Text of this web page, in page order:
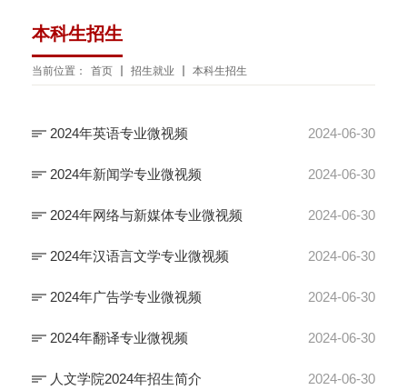
本科生招生
当前位置： 首页 招生就业 本科生招生
2024年英语专业微视频 2024-06-30
2024年新闻学专业微视频 2024-06-30
2024年网络与新媒体专业微视频 2024-06-30
2024年汉语言文学专业微视频 2024-06-30
2024年广告学专业微视频 2024-06-30
2024年翻译专业微视频 2024-06-30
人文学院2024年招生简介 2024-06-30